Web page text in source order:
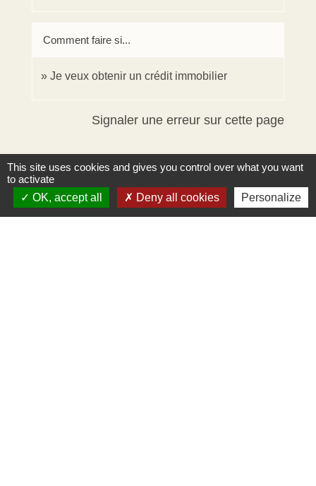
Comment faire si...
Je veux obtenir un crédit immobilier
Signaler une erreur sur cette page
This site uses cookies and gives you control over what you want
to activate
OK, accept all
Deny all cookies Personalize